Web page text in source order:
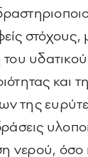
στόχους,
του
και
της
νερού, όσο